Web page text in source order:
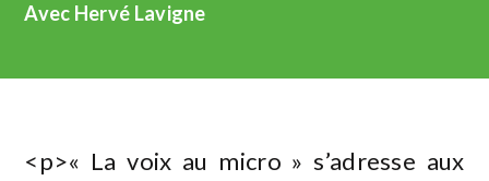
Avec Hervé Lavigne
<p>« La voix au micro » s’adresse aux